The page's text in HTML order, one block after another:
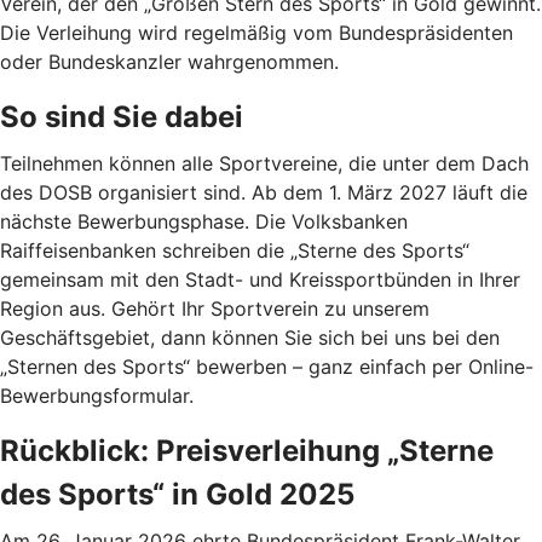
Die Verleihung wird regelmäßig vom Bundespräsidenten
oder Bundeskanzler wahrgenommen.
So sind Sie dabei
Teilnehmen können alle Sportvereine, die unter dem Dach
des DOSB organisiert sind. Ab dem 1. März 2027 läuft die
nächste Bewerbungsphase. Die Volksbanken
Raiffeisenbanken schreiben die „Sterne des Sports“
gemeinsam mit den Stadt- und Kreissportbünden in Ihrer
Region aus. Gehört Ihr Sportverein zu unserem
Geschäftsgebiet, dann können Sie sich bei uns bei den
„Sternen des Sports“ bewerben – ganz einfach per Online-
Bewerbungsformular.
Rückblick: Preisverleihung „Sterne
des Sports“ in Gold 2025